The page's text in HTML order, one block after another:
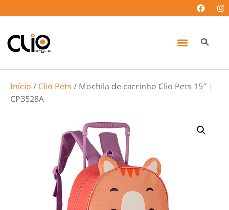
Início / Clio Pets / Mochila de carrinho Clio Pets 15″ |
CP3528A